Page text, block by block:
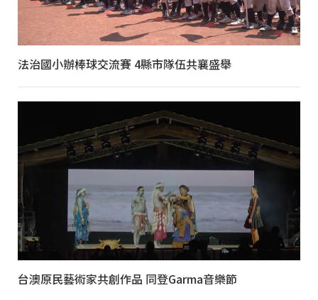
法治國小辦棒球交流賽 4縣市隊伍共襄盛舉
台澳原民藝術家共創作品 同登Garma音樂節